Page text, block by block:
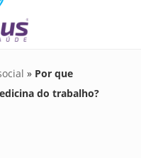
» Por que
do trabalho?